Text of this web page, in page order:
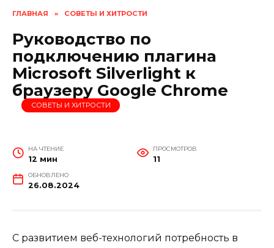
ГЛАВНАЯ » СОВЕТЫ И ХИТРОСТИ
Руководство по
подключению плагина
Microsoft Silverlight к
браузеру Google Chrome
СОВЕТЫ И ХИТРОСТИ
НА ЧТЕНИЕ
12 мин
ПРОСМОТРОВ
11
ОБНОВЛЕНО
26.08.2024
С развитием веб-технологий потребность в